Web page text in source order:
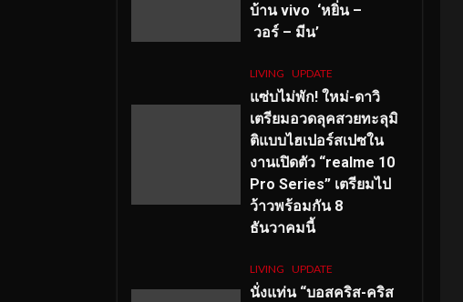
บ้าน vivo ‘หยิ่น –
วอร์ – มีน’
LIVING UPDATE
แซ่บไม่พัก! ใหม่-ดาวิ
เตรียมอวดลุคสวยทะลุมิ
ติแบบไฮเปอร์สเปซใน
งานเปิดตัว “realme 10
Pro Series” เตรียมไป
ว้าวพร้อมกัน 8
ธันวาคมนี้
LIVING UPDATE
นั่งแท่น “บอสคริส-คริส